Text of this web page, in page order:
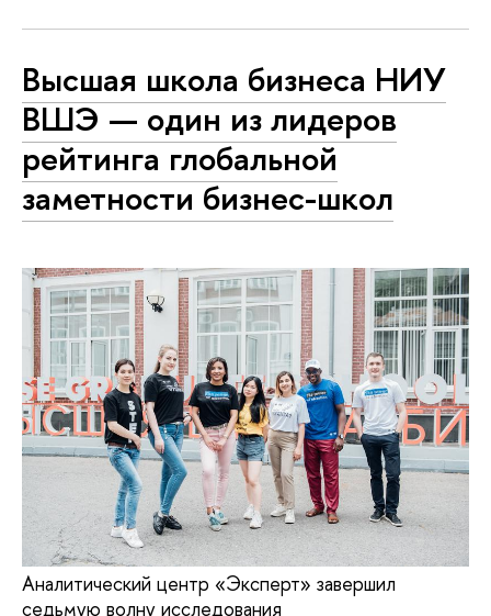
Высшая школа бизнеса НИУ
ВШЭ — один из лидеров
рейтинга глобальной
заметности бизнес-школ
Аналитический центр «Эксперт» завершил
седьмую волну исследования